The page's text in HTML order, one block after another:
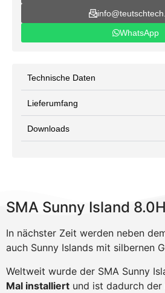
Technische Daten
Lieferumfang
Downloads
WhatsApp
SMA Sunny Island
In nächster Zeit werden neben
auch Sunny Islands mit silbernen
Weltweit wurde der SMA Sunny
Mal installiert und ist dadurch